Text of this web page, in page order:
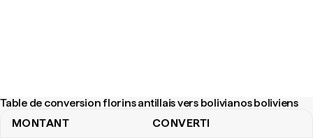
Table de conversion florins antillais vers bolivianos boliviens
MONTANT CONVERTI